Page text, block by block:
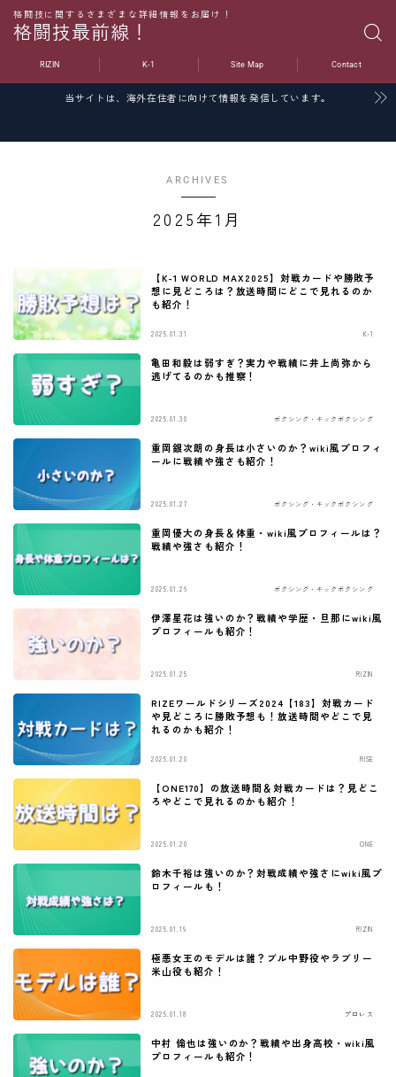
格闘技最前線！
格闘技に関するさまざまな詳細情報をお届け！
RIZIN K-1 Site Map Contact
当サイトは、海外在住者に向けて情報を発信しています。
ARCHIVES
2025年1月
【K-1 WORLD MAX2025】対戦カードや勝敗予
想に見どころは？放送時間にどこで見れるのか
も紹介！
2025.01.31 K-1
亀田和毅は弱すぎ？実力や戦績に井上尚弥から
逃げてるのかも推察！
2025.01.30 ボクシング・キックボクシング
重岡銀次朗の身長は小さいのか？wiki風プロフィ
ールに戦績や強さも紹介！
2025.01.27 ボクシング・キックボクシング
重岡優大の身長＆体重・wiki風プロフィールは？
戦績や強さも紹介！
2025.01.26 ボクシング・キックボクシング
伊澤星花は強いのか？戦績や学歴・旦那にwiki風
プロフィールも紹介！
2025.01.25 RIZIN
RIZEワールドシリーズ2024【183】対戦カード
や見どころに勝敗予想も！放送時間やどこで見
れるのかも紹介！
2025.01.20 RISE
【ONE170】の放送時間＆対戦カードは？見どこ
ろやどこで見れるのかも紹介！
2025.01.20 ONE
鈴木千裕は強いのか？対戦成績や強さにwiki風プ
ロフィールも！
2025.01.19 RIZIN
極悪女王のモデルは誰？ブル中野役やラブリー
米山役も紹介！
2025.01.18 プロレス
中村 倫也は強いのか？戦績や出身高校・wiki風
プロフィールも紹介！